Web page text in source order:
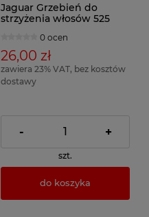
Jaguar Grzebień do
strzyżenia włosów 525
0 ocen
26,00 zł
zawiera 23% VAT, bez kosztów
dostawy
- +
szt.
do koszyka